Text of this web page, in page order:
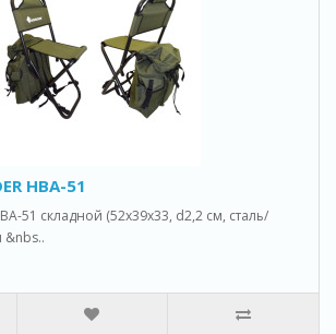
HBA-51
51 складной (52x39x33, d2,2 см, сталь/
&nbs..